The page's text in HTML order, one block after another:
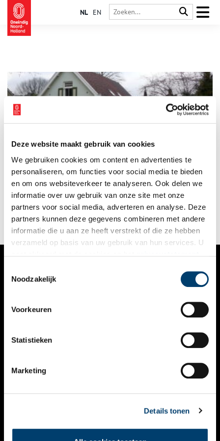
Deze website maakt gebruik van cookies
We gebruiken cookies om content en advertenties te
personaliseren, om functies voor social media te bieden
en om ons websiteverkeer te analyseren. Ook delen we
informatie over uw gebruik van onze site met onze
partners voor social media, adverteren en analyse. Deze
partners kunnen deze gegevens combineren met andere
informatie die u aan ze heeft verstrekt of die ze hebben
verzameld op basis van uw gebruik van hun services. U
Noodzakelijk
Voorkeuren
Statistieken
Marketing
Details tonen
NL EN
Fort Coehoorn, oorspronkelijk het Fort bij Muiderberg
genaamd, is een onvoltooid fort in het Zuidoostfront van de
Stelling van Amsterdam. De fortwachterswoning bestaat nog
steeds, maar op het oude fortterrein is inmiddels een
woonwijk gebouwd. De naam van het fort verwijst naar de
bekende vestingbouwer Menno van Coehoorn (1641-1704).
VERHALEN
KALENDER
THEMA’S
VIDEO’S
CONTACT